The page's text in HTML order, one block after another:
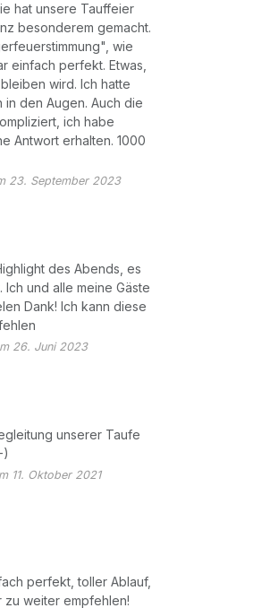
hat unsere Tauffeier
besonderem gemacht.
wie
einfach perfekt. Etwas,
wird. Ich hatte
den Augen. Auch die
ich habe
Antwort erhalten. 1000
23. September 2023
des Abends, es
und alle meine Gäste
Dank! Ich kann diese
26. Juni 2023
unserer Taufe
)
11. Oktober 2021
perfekt, toller Ablauf,
zu weiter empfehlen!